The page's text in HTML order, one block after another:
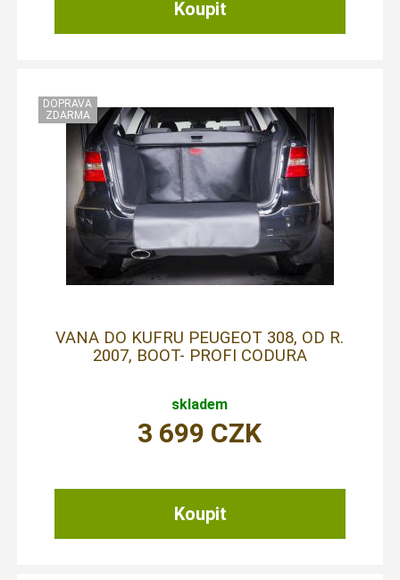
VANA DO KUFRU PEUGEOT 308, OD R.
2007, BOOT- PROFI CODURA
skladem
3 699 CZK